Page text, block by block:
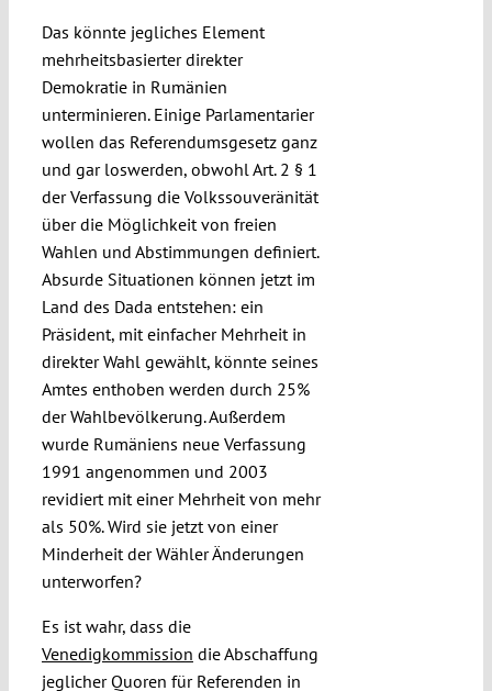
Das könnte jegliches Element
mehrheitsbasierter direkter
Demokratie in Rumänien
unterminieren. Einige Parlamentarier
wollen das Referendumsgesetz ganz
und gar loswerden, obwohl Art. 2 § 1
der Verfassung die Volkssouveränität
über die Möglichkeit von freien
Wahlen und Abstimmungen definiert.
Absurde Situationen können jetzt im
Land des Dada entstehen: ein
Präsident, mit einfacher Mehrheit in
direkter Wahl gewählt, könnte seines
Amtes enthoben werden durch 25%
der Wahlbevölkerung. Außerdem
wurde Rumäniens neue Verfassung
1991 angenommen und 2003
revidiert mit einer Mehrheit von mehr
als 50%. Wird sie jetzt von einer
Minderheit der Wähler Änderungen
unterworfen?
Es ist wahr, dass die
Venedigkommission die Abschaffung
jeglicher Quoren für Referenden in